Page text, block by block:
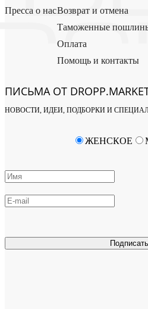
Пресса о насВозврат и отмена
Таможенные
Оплата
Помощь и контакты
ПИСЬМА ОТ
НОВОСТИ, ИДЕИ, ПОДБОРКИ И
ЖЕНСКОЕ